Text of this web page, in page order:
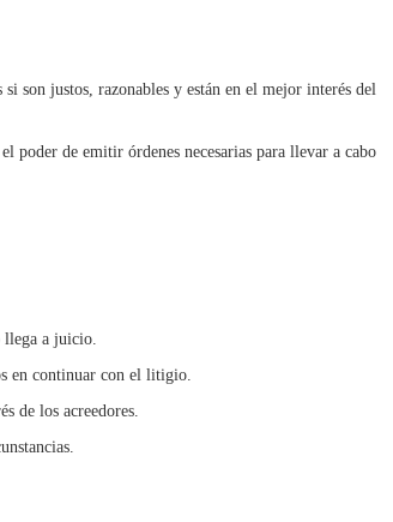
son justos, razonables y están en el mejor interés del
poder de emitir órdenes necesarias para llevar a cabo
llega a juicio.
en continuar con el litigio.
de los acreedores.